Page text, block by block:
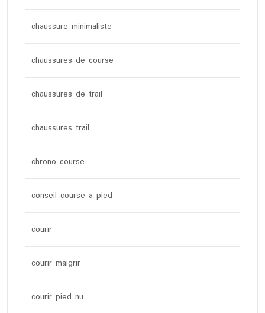
chaussure minimaliste
chaussures de course
chaussures de trail
chaussures trail
chrono course
conseil course a pied
courir
courir maigrir
courir pied nu